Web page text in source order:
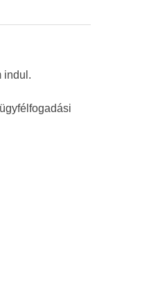
indul.